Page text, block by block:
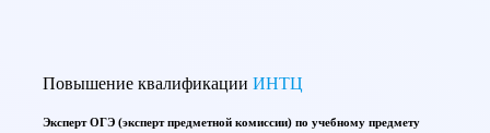
Повышение квалификации ИНТЦ
Эксперт ОГЭ (эксперт предметной комиссии) по учебному предмету